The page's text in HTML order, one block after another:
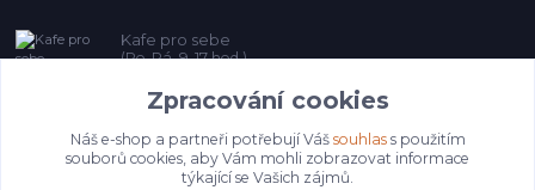
Kafe pro sebe
(Po-Pá, 9-17 hod.)
prosebeunicov@seznam.cz
Zpracování cookies
Náš e-shop a partneři potřebují Váš souhlass použitím
souborů cookies, aby Vám mohli zobrazovat informace
týkající se Vašich zájmů.